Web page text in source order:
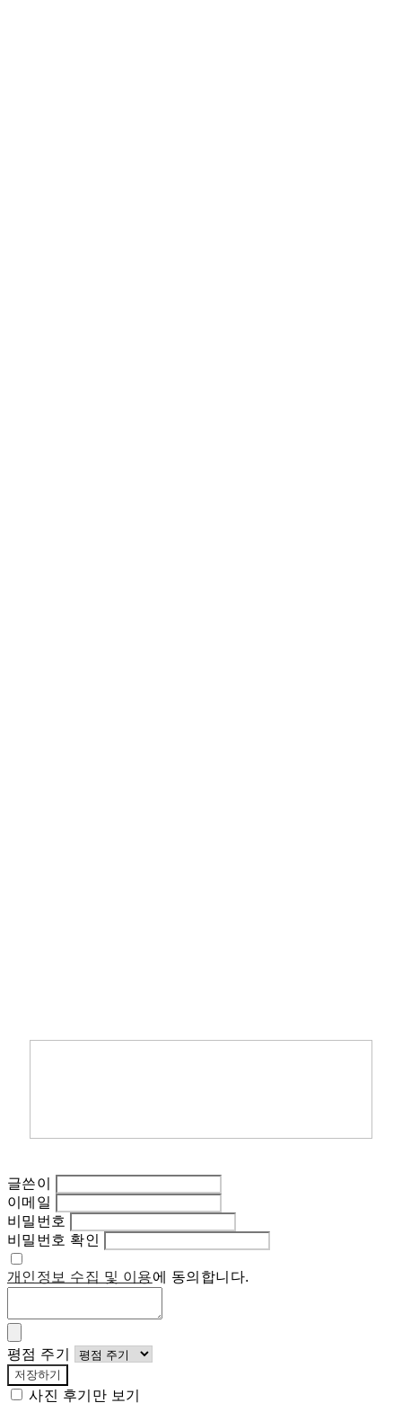
글쓴이
이메일
비밀번호
비밀번호 확인
개인정보 수집 및 이용에 동의합니다.
평점 주기
저장하기
사진 후기만 보기